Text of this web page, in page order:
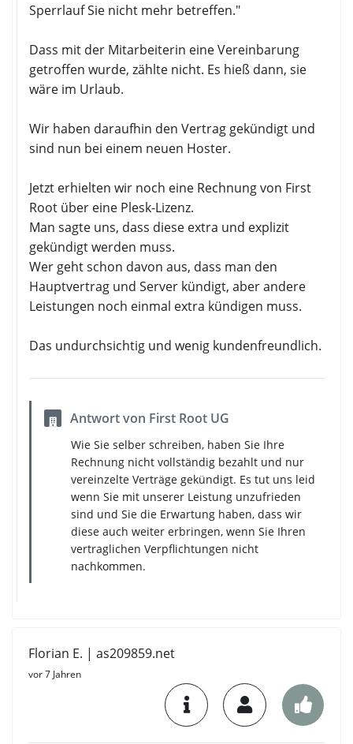
Sperrlauf Sie nicht mehr betreffen."
Dass mit der Mitarbeiterin eine Vereinbarung
getroffen wurde, zählte nicht. Es hieß dann, sie
wäre im Urlaub.
Wir haben daraufhin den Vertrag gekündigt und
sind nun bei einem neuen Hoster.
Jetzt erhielten wir noch eine Rechnung von First
Root über eine Plesk-Lizenz.
Man sagte uns, dass diese extra und explizit
gekündigt werden muss.
Wer geht schon davon aus, dass man den
Hauptvertrag und Server kündigt, aber andere
Leistungen noch einmal extra kündigen muss.
Das undurchsichtig und wenig kundenfreundlich.
Antwort von First Root UG
Wie Sie selber schreiben, haben Sie Ihre
Rechnung nicht vollständig bezahlt und nur
vereinzelte Verträge gekündigt. Es tut uns leid
wenn Sie mit unserer Leistung unzufrieden
sind und Sie die Erwartung haben, dass wir
diese auch weiter erbringen, wenn Sie Ihren
vertraglichen Verpflichtungen nicht
nachkommen.
Florian E. | as209859.net
vor 7 Jahren